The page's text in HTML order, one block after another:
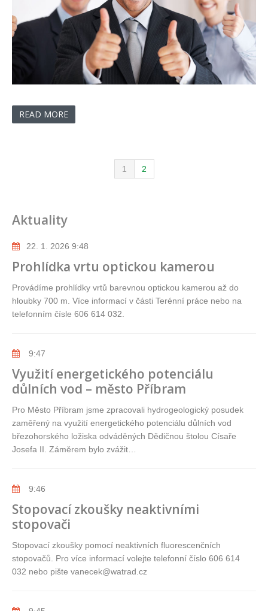
READ MORE
1 2
Aktuality
22. 1. 2026 9:48
Prohlídka vrtu optickou kamerou
Provádíme prohlídky vrtů barevnou optickou kamerou až do
hloubky 700 m. Více informací v části Terénní práce nebo na
telefonním čísle 606 614 032.
9:47
Využití energetického potenciálu
důlních vod – město Příbram
Pro Město Příbram jsme zpracovali hydrogeologický posudek
zaměřený na využití energetického potenciálu důlních vod
březohorského ložiska odváděných Dědičnou štolou Císaře
Josefa II. Záměrem bylo zvážit…
9:46
Stopovací zkoušky neaktivními
stopovači
Stopovací zkoušky pomocí neaktivních fluorescenčních
stopovačů. Pro více informací volejte telefonní číslo 606 614
032 nebo pište vanecek@watrad.cz